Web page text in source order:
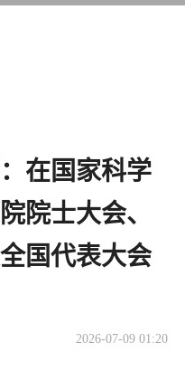
在国家科学
院士大会、
国代表大会
2026-07-09 01:20